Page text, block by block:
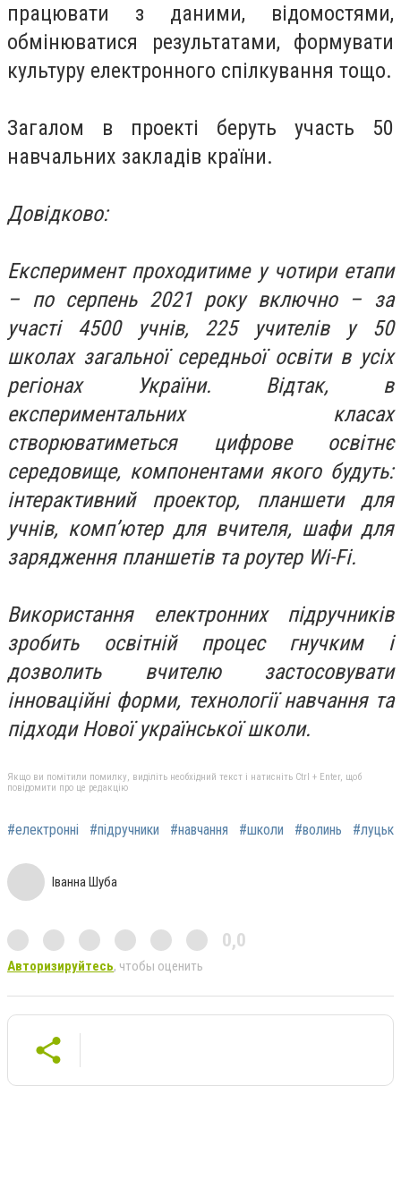
працювати з даними, відомостями,
обмінюватися результатами, формувати
культуру електронного спілкування тощо.
Загалом в проекті беруть участь 50
навчальних закладів країни.
Довідково:
Експеримент проходитиме у чотири етапи
– по серпень 2021 року включно – за
участі 4500 учнів, 225 учителів у 50
школах загальної середньої освіти в усіх
регіонах України. Відтак, в
експериментальних класах
створюватиметься цифрове освітнє
середовище, компонентами якого будуть:
інтерактивний проектор, планшети для
учнів, комп’ютер для вчителя, шафи для
зарядження планшетів та роутер Wi-Fi.
Використання електронних підручників
зробить освітній процес гнучким і
дозволить вчителю застосовувати
інноваційні форми, технології навчання та
підходи Нової української школи.
Якщо ви помітили помилку, виділіть необхідний текст і натисніть Ctrl + Enter, щоб
повідомити про це редакцію
#електронні #підручники #навчання #школи #волинь #луцьк
Іванна Шуба
0,0
Авторизируйтесь, чтобы оценить